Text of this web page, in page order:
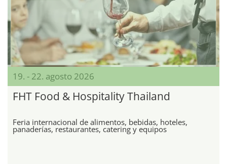
19. - 22. agosto 2026
FHT Food & Hospitality Thailand
Feria internacional de alimentos, bebidas, hoteles,
panaderías, restaurantes, catering y equipos